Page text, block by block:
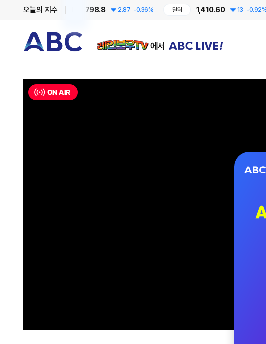
오늘의 지수
코스닥 2.87 -0.36% 달러 1,410.60 13 -0.92%
레인보우TV에서 ABC LIVE!
ON AIR
대한민